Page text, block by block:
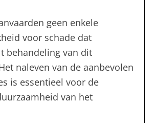
geen enkele
voor schade dat
behandeling van dit
naleven van de aanbevolen
is essentieel voor de
van het